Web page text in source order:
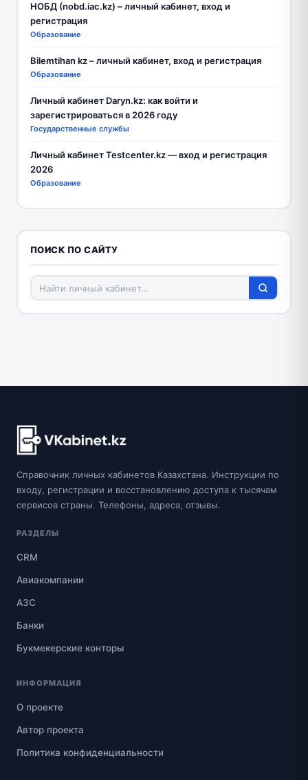
НОБД (nobd.iac.kz) – личный кабинет, вход и
регистрация
Образование
Bilemtihan kz – личный кабинет, вход и регистрация
Образование
Личный кабинет Daryn.kz: как войти и
зарегистрироваться в 2026 году
Государственные службы
Личный кабинет Testcenter.kz — вход и регистрация
2026
Образование
ПОИСК ПО САЙТУ
Справочник личных кабинетов Казахстана. Инструкции по
входу, регистрации и восстановлению доступа к тысячам
сервисов страны. Телефоны, адреса, отзывы.
РАЗДЕЛЫ
CRM
Авиакомпании
АЗС
Банки
Букмекерские конторы
ИНФОРМАЦИЯ
О проекте
Автор проекта
Политика конфиденциальности